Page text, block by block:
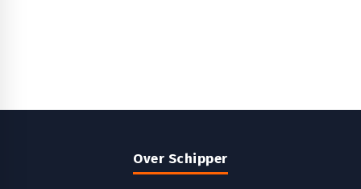
Over Schipper